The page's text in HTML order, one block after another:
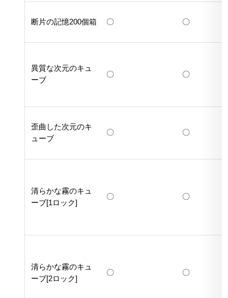
断片の記憶200個箱 〇 〇
異質な次元のキュ
ーブ
〇 〇
歪曲した次元のキ
ューブ
〇 〇
清らかな霧のキュ
ーブ[1ロック]
〇 〇
清らかな霧のキュ
ーブ[2ロック]
〇 〇